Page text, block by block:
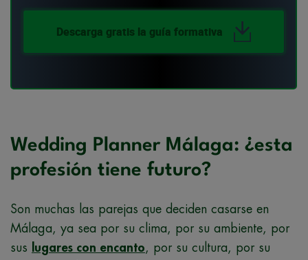
Descarga gratis la guía formativa
Wedding Planner Málaga: ¿esta
profesión tiene futuro?
Son muchas las parejas que deciden casarse en
Málaga, ya sea por su clima, por su ambiente, por
sus
lugares con encanto, por su cultura, por su